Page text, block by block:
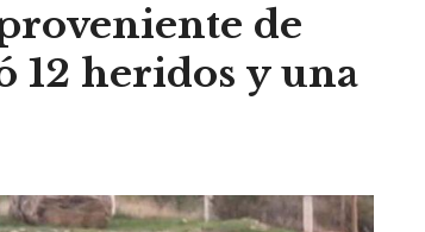
de
12 heridos y una